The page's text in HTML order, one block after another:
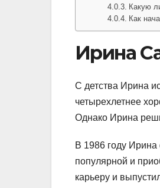
Какую
Как
Ирина
С детства Ирина
четырехлетнее
Однако Ирина
В 1986 году Ирина
популярной и
карьеру и